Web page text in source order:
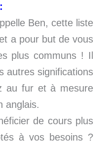
Ben, cette liste
a pour but de vous
plus communs ! Il
autres significations
au fur et à mesure
anglais.
de cours plus
à vos besoins ?